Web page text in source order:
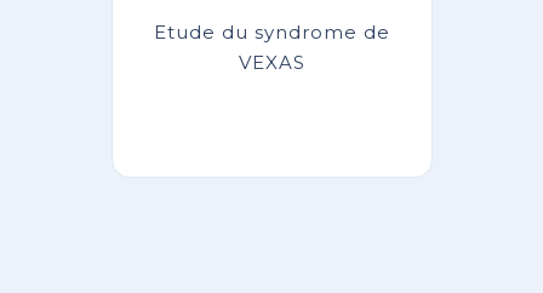
Etude du syndrome de
VEXAS